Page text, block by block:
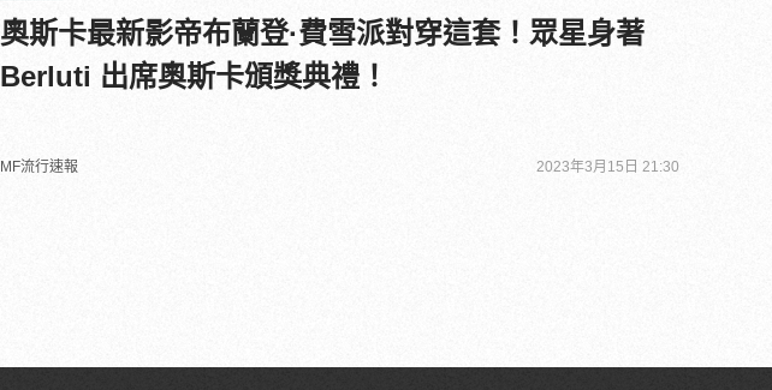
奧斯卡最新影帝布蘭登·費雪派對穿這套！眾星身著
Berluti 出席奧斯卡頒獎典禮！
MF流行速報 2023年3月15日 21:30